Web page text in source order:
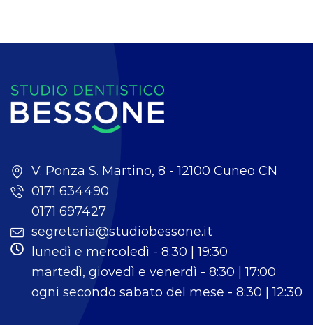
V. Ponza S. Martino, 8 - 12100 Cuneo CN
0171 634490
0171 697427
segreteria@studiobessone.it
lunedì e mercoledì - 8:30 | 19:30
martedì, giovedì e venerdì - 8:30 | 17:00
ogni secondo sabato del mese - 8:30 | 12:30